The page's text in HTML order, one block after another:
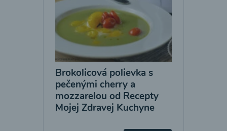
Brokolicová polievka s
pečenými cherry a
mozzarelou od Recepty
Mojej Zdravej Kuchyne